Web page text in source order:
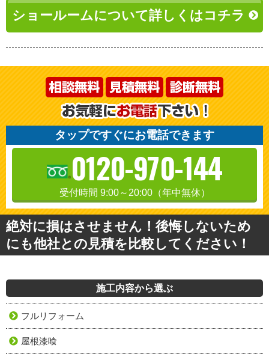
ショールームについて詳しくはコチラ
タップですぐにお電話できます
0120-970-144
受付時間 9:00～20:00（年中無休）
絶対に損はさせません！後悔しないため
にも他社との見積を比較してください！
施工内容から選ぶ
フルリフォーム
屋根漆喰